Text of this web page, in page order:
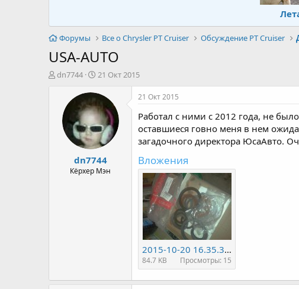
Форумы Все о Chrysler PT Cruiser Обсуждение PT Cruiser
USA-AUTO
А
dn7744
Д
т
а
н
а
ч
а
л
а
21 Окт 2015
dn7744
Кёрхер Мэн
21 Окт 2015
Работал с ними с 2012 года, не
оставшиеся говно меня в нем
загадочного директора ЮсаАвто.
Вложения
2015-10-20 16.35.39.jpg
84.7 KB Просмотры: 15